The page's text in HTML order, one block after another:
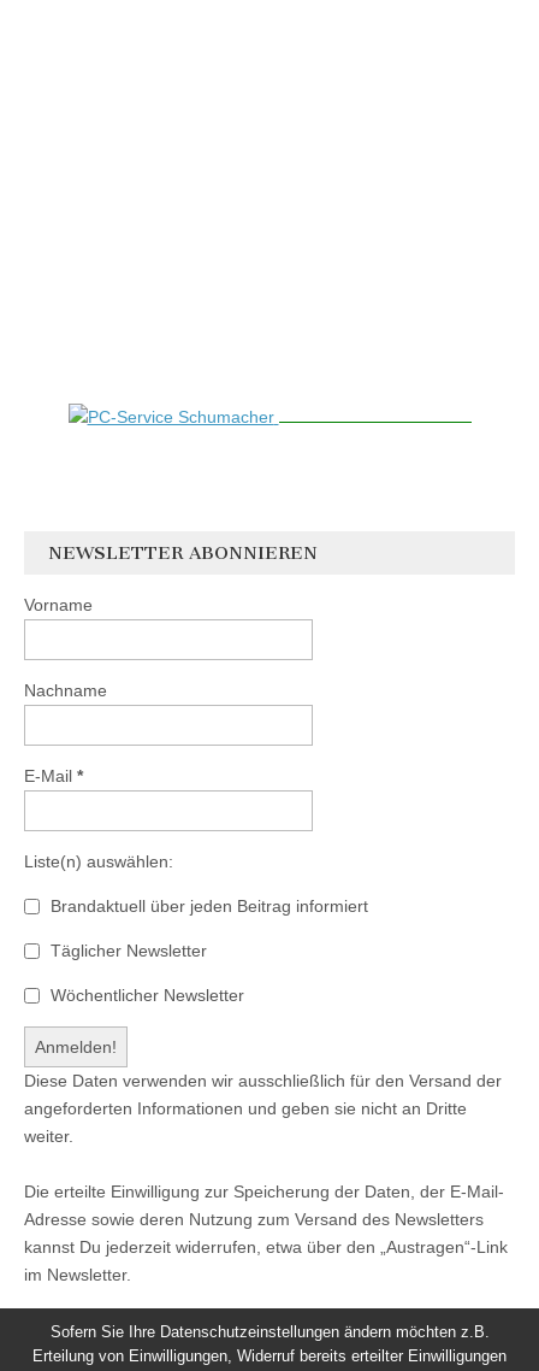
NEWSLETTER ABONNIEREN
Vorname
Nachname
E-Mail *
Liste(n) auswählen:
Brandaktuell über jeden Beitrag informiert
Täglicher Newsletter
Wöchentlicher Newsletter
Diese Daten verwenden wir ausschließlich für den Versand der
angeforderten Informationen und geben sie nicht an Dritte
weiter.
Die erteilte Einwilligung zur Speicherung der Daten, der E-Mail-
Adresse sowie deren Nutzung zum Versand des Newsletters
kannst Du jederzeit widerrufen, etwa über den „Austragen“-Link
im Newsletter.
Sofern Sie Ihre Datenschutzeinstellungen ändern möchten z.B.
Erteilung von Einwilligungen, Widerruf bereits erteilter Einwilligungen